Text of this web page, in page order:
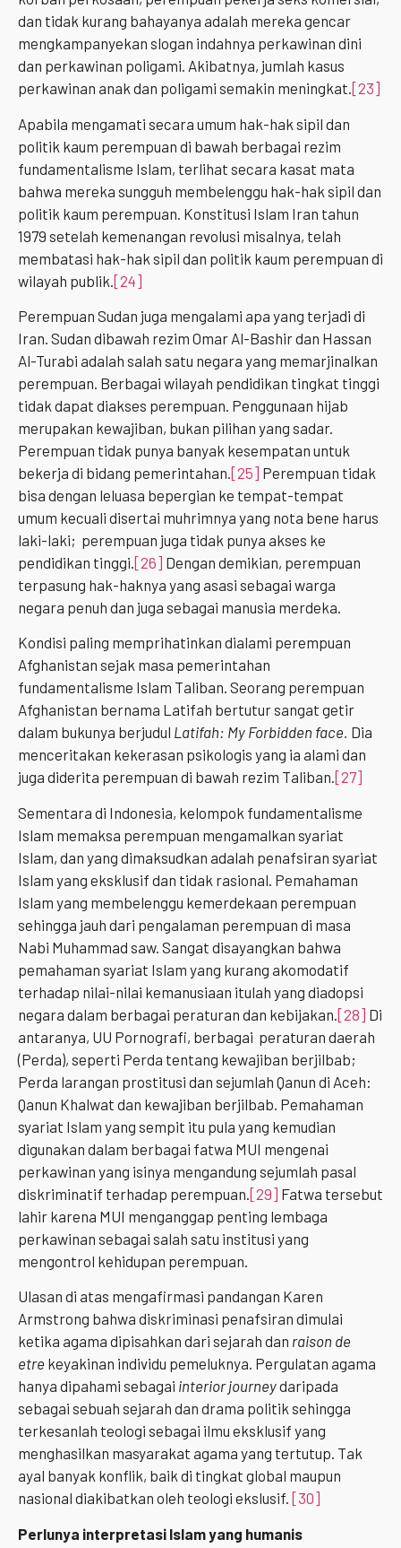
dan tidak kurang bahayanya adalah mereka gencar
mengkampanyekan slogan indahnya perkawinan dini
dan perkawinan poligami. Akibatnya, jumlah kasus
perkawinan anak dan poligami semakin meningkat.[23]
Apabila mengamati secara umum hak-hak sipil dan
politik kaum perempuan di bawah berbagai rezim
fundamentalisme Islam, terlihat secara kasat mata
bahwa mereka sungguh membelenggu hak-hak sipil dan
politik kaum perempuan. Konstitusi Islam Iran tahun
1979 setelah kemenangan revolusi misalnya, telah
membatasi hak-hak sipil dan politik kaum perempuan di
wilayah publik. [24]
Perempuan Sudan juga mengalami apa yang terjadi di
Iran. Sudan dibawah rezim Omar Al-Bashir dan Hassan
Al-Turabi adalah salah satu negara yang memarjinalkan
perempuan. Berbagai wilayah pendidikan tingkat tinggi
tidak dapat diakses perempuan. Penggunaan hijab
merupakan kewajiban, bukan pilihan yang sadar.
Perempuan tidak punya banyak kesempatan untuk
bekerja di bidang pemerintahan. [25] Perempuan tidak
bisa dengan leluasa bepergian ke tempat-tempat
umum kecuali disertai muhrimnya yang nota bene harus
laki-laki; perempuan juga tidak punya akses ke
pendidikan tinggi. [26] Dengan demikian, perempuan
terpasung hak-haknya yang asasi sebagai warga
negara penuh dan juga sebagai manusia merdeka.
Kondisi paling memprihatinkan dialami perempuan
Afghanistan sejak masa pemerintahan
fundamentalisme Islam Taliban. Seorang perempuan
Afghanistan bernama Latifah bertutur sangat getir
dalam bukunya berjudul Latifah: My Forbidden face. Dia
menceritakan kekerasan psikologis yang ia alami dan
juga diderita perempuan di bawah rezim Taliban.[27]
Sementara di Indonesia, kelompok fundamentalisme
Islam memaksa perempuan mengamalkan syariat
Islam, dan yang dimaksudkan adalah penafsiran syariat
Islam yang eksklusif dan tidak rasional. Pemahaman
Islam yang membelenggu kemerdekaan perempuan
sehingga jauh dari pengalaman perempuan di masa
Nabi Muhammad saw. Sangat disayangkan bahwa
pemahaman syariat Islam yang kurang akomodatif
terhadap nilai-nilai kemanusiaan itulah yang diadopsi
negara dalam berbagai peraturan dan kebijakan. [28] Di
antaranya, UU Pornografi, berbagai peraturan daerah
(Perda), seperti Perda tentang kewajiban berjilbab;
Perda larangan prostitusi dan sejumlah Qanun di Aceh:
Qanun Khalwat dan kewajiban berjilbab. Pemahaman
syariat Islam yang sempit itu pula yang kemudian
digunakan dalam berbagai fatwa MUI mengenai
perkawinan yang isinya mengandung sejumlah pasal
diskriminatif terhadap perempuan. [29] Fatwa tersebut
lahir karena MUI menganggap penting lembaga
perkawinan sebagai salah satu institusi yang
mengontrol kehidupan perempuan.
Ulasan di atas mengafirmasi pandangan Karen
Armstrong bahwa diskriminasi penafsiran dimulai
ketika agama dipisahkan dari sejarah dan raison de
etre keyakinan individu pemeluknya. Pergulatan agama
hanya dipahami sebagai interior journeydaripada
sebagai sebuah sejarah dan drama politik sehingga
terkesanlah teologi sebagai ilmu eksklusif yang
menghasilkan masyarakat agama yang tertutup. Tak
ayal banyak konflik, baik di tingkat global maupun
nasional diakibatkan oleh teologi ekslusif. [30]
Perlunya interpretasi Islam yang humanis